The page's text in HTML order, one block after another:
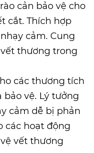
cản bảo vệ cho
cắt. Thích hợp
cảm. Cung
thương trong
các thương tích
bảo vệ. Lý tưởng
cảm dễ bị phản
các hoạt động
vết thương